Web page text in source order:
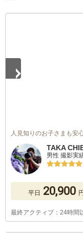
人見知りのお子さまも
TAKA
男性 撮影実
平日 20,900
最終アクティブ：24時間